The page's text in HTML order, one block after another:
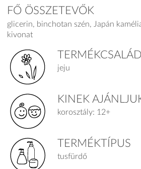
FŐ ÖSSZETEVŐK
glicerin, binchotan szén, Japán
kivonat
TERMÉKCSALÁD
jeju
KINEK
korosztály: 12+
TERMÉKTÍPUS
tusfürdő